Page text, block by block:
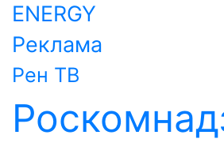
ENERGY
Реклама
Рен ТВ